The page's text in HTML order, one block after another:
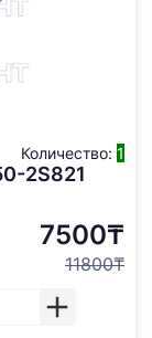
Количество: 1
2S821
7500₸
11800₸